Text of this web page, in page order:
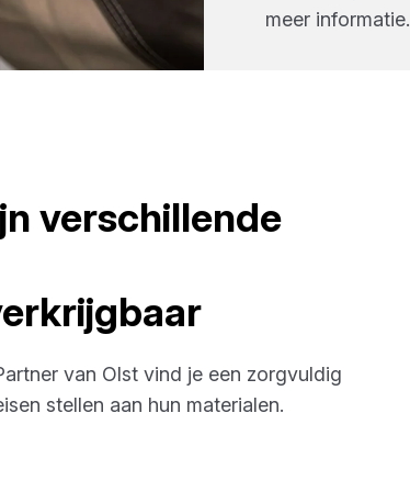
meer informatie.
verschillende
van Olst vind je een zorgvuldig
stellen aan hun materialen.